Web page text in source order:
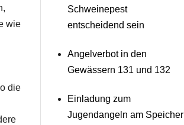
wie
die
Schweinepest
entscheidend sein
Angelverbot in den
Gewässern 131 und 132
Einladung zum
Jugendangeln am Speicher